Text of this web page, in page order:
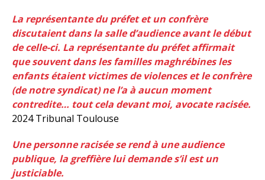
La représentante du préfet et un confrère
discutaient dans la salle d’audience avant le début
de celle-ci. La représentante du préfet affirmait
que souvent dans les familles maghrébines les
enfants étaient victimes de violences et le confrère
(de notre syndicat) ne l’a à aucun moment
contredite… tout cela devant moi, avocate racisée.
2024 Tribunal Toulouse
Une personne racisée se rend à une audience
publique, la greffière lui demande s’il est un
justiciable.